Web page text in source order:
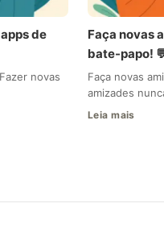
de
novas
Faça novas
bate-papo!
Faça novas
amizades
Leia mais